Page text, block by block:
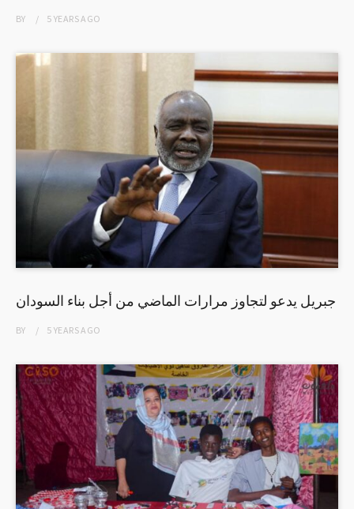
BY 5 YEARSAGO
جبريل يدعو لتجاوز مرارات الماضي من أجل بناء السودان
BY 5 YEARSAGO